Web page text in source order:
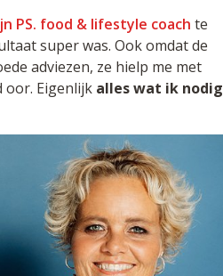
PS. food & lifestyle coach te
super was. Ook omdat de
adviezen, ze hielp me met
oor. Eigenlijk alles wat ik nodig